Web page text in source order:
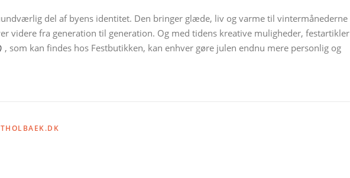
del af byens identitet. Den bringer glæde, liv og varme til vintermånederne
videre fra generation til generation. Og med tidens kreative muligheder, festartikler
, som kan findes hos Festbutikken, kan enhver gøre julen endnu mere personlig og